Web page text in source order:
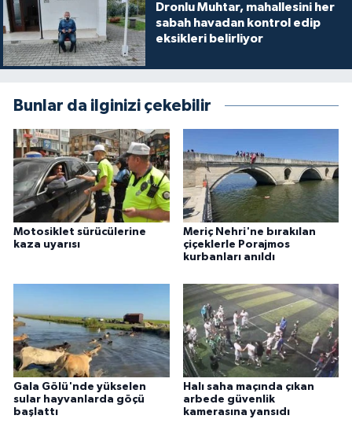
Dronlu Muhtar, mahallesini her
sabah havadan kontrol edip
eksikleri belirliyor
Bunlar da ilginizi çekebilir
Motosiklet sürücülerine
kaza uyarısı
Meriç Nehri'ne bırakılan
çiçeklerle Porajmos
kurbanları anıldı
Gala Gölü'nde yükselen
sular hayvanlarda göçü
başlattı
Halı saha maçında çıkan
arbede güvenlik
kamerasına yansıdı